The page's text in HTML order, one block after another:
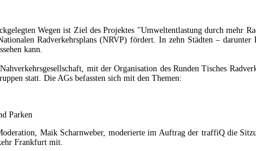
Wegen ist Ziel des Projektes "Umweltentlastung durch mehr
Radverkehrsplans (NRVP) fördert. In zehn Städten –
kann.
mit der Organisation des Runden Tisches
statt. Die AGs befassten sich mit den Themen:
Parken
Maik Scharnweber, moderierte im Auftrag der traffiQ die
Frankfurt mit.